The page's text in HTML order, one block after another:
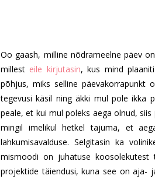
Oo gaash, milline nõdrameelne päev
millest eile kirjutasin, kus mind
põhjus, miks selline
tegevusi käsil ning äkki mul pole ikka
peale, et kui mul poleks aega olnud,
mingil imelikul hetkel tajuma, et
lahkumisavalduse. Selgitasin ka
mismoodi on juhatuse
projektide täiendusi, kuna see on aja-